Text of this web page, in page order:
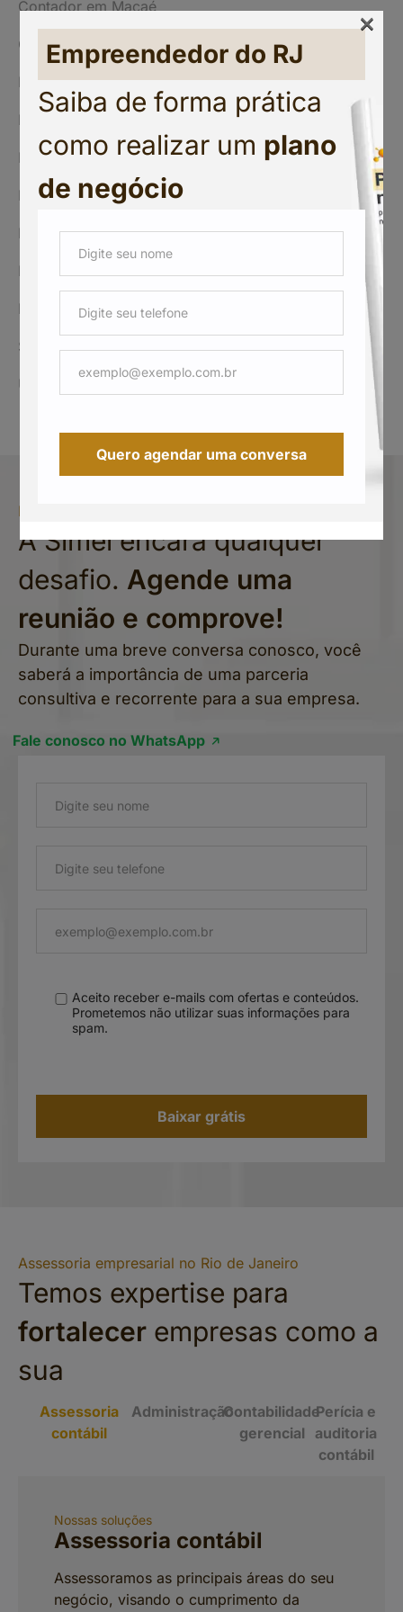
Contador em Macaé
Contador imposto de renda RJ
Empreendedorismo
Imposto de Renda RJ
Impostos
Nota fiscal
Planejamento tributário no Rio de Janeiro
Plano de Negócio
Reforma Tributária
Seguro desemprego
Uncategorized
Fale conosco
A Simel encara qualquer
desafio. Agende uma
reunião e comprove!
Durante uma breve conversa conosco, você
saberá a importância de uma parceria
consultiva e recorrente para a sua empresa.
Fale conosco no WhatsApp
Aceito receber e-mails com ofertas e conteúdos.
Prometemos não utilizar suas informações para
spam.
Baixar grátis
Assessoria empresarial no Rio de Janeiro
Temos expertise para
fortalecer empresas como a
sua
Assessoria
contábil
AdministraçãoContabilidade
gerencial
Perícia e
auditoria
contábil
Nossas soluções
Assessoria contábil
Assessoramos as principais áreas do seu
negócio, visando o cumprimento da
Nossas soluções
Administração
Definimos objetivos e elaboramos planos
estratégicos em conjunto, assegurando
Nossas soluções
Contabilidade gerencial
Coletamos dados precisos e estratégicos
através de sistemas gerenciais contábeis
Nossas soluções
Perícia e auditoria contábil
Garanta segurança e transparência com
nossa perícia judicial contábil.
Empreendedor do RJ
Saiba de forma prática
como realizar um plano
de negócio
Quero agendar uma conversa
×